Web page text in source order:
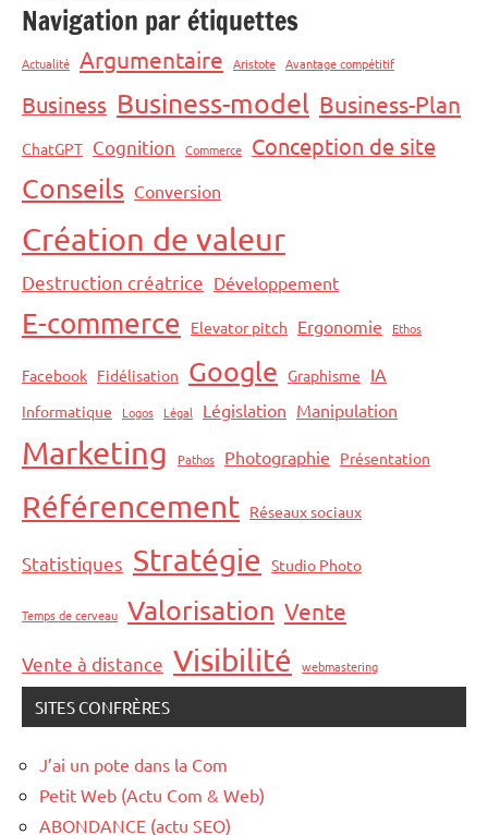
Navigation par étiquettes
Actualité Argumentaire Aristote Avantage compétitif
Business Business-model Business-Plan
ChatGPT Cognition Commerce Conception de site
Conseils Conversion
Création de valeur
Destruction créatrice Développement
E-commerce Elevator pitch Ergonomie Ethos
Facebook Fidélisation Google Graphisme IA
Informatique Logos Légal Législation Manipulation
Marketing Pathos Photographie Présentation
Référencement Réseaux sociaux
Statistiques Stratégie Studio Photo
Temps de cerveau Valorisation Vente
Vente à distance Visibilité webmastering
SITES CONFRÈRES
J’ai un pote dans la Com
Petit Web (Actu Com & Web)
ABONDANCE (actu SEO)